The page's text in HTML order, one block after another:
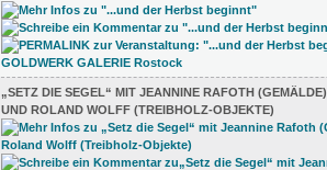
„SETZ DIE SEGEL“ MIT JEANNINE RAFOTH (GEMÄLDE)
UND ROLAND WOLFF (TREIBHOLZ-OBJEKTE)